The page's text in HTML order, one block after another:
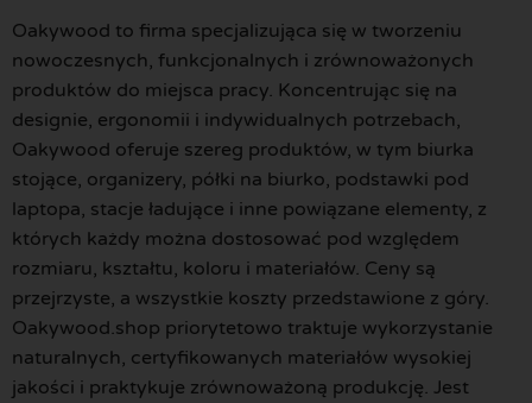
Oakywood to firma specjalizująca się w tworzeniu
nowoczesnych, funkcjonalnych i zrównoważonych
produktów do miejsca pracy. Koncentrując się na
designie, ergonomii i indywidualnych potrzebach,
Oakywood oferuje szereg produktów, w tym biurka
stojące, organizery, półki na biurko, podstawki pod
laptopa, stacje ładujące i inne powiązane elementy, z
których każdy można dostosować pod względem
rozmiaru, kształtu, koloru i materiałów. Ceny są
przejrzyste, a wszystkie koszty przedstawione z góry.
Oakywood.shop priorytetowo traktuje wykorzystanie
naturalnych, certyfikowanych materiałów wysokiej
jakości i praktykuje zrównoważoną produkcję. Jest